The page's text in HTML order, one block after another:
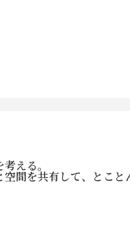
える。
空間を共有して、とこと